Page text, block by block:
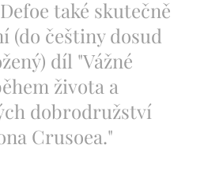
také skutečně
(do češtiny dosud
díl "Vážné
života a
dobrodružství
Crusoea."